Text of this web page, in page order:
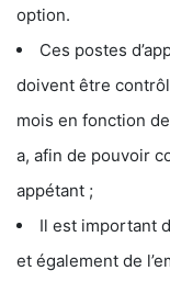
option.
Ces postes
doivent être
mois en fonction
a, afin de pouvoir
appétant ;
Il est important
et également de